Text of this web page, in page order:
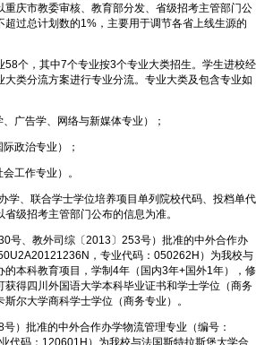
重庆市教委审核、教育部分发、省级招考主管部门公
过总计划数的1%，主要用于调节各省上线生源的
个，其中7个专业按3个专业大类招生。学生进校经
类分流方案进行专业分流。专业大类及包含专业如
告学、网络与新媒体专业）；
政治专业）；
工作专业）。
、联合学士学位培养项目单列院校代码、投档单代
级招考主管部门公布的信息为准。
、教外司综〔2013〕253号）批准的中外合作办
，专业代码：050262H）为我校与
的本科教育项目，学制4年（国内3年+国外1年），修
获得四川外国语大学本科毕业证书和学士学位（商务
尔大学商科学士学位（商务专业）。
批准的中外合作办学物流管理专业（编号：
代码：120601H）为我校与法国斯特拉斯堡大学合